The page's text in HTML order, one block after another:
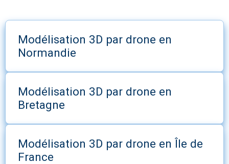
Modélisation 3D par drone en
Normandie
Modélisation 3D par drone en
Bretagne
Modélisation 3D par drone en Île de
France